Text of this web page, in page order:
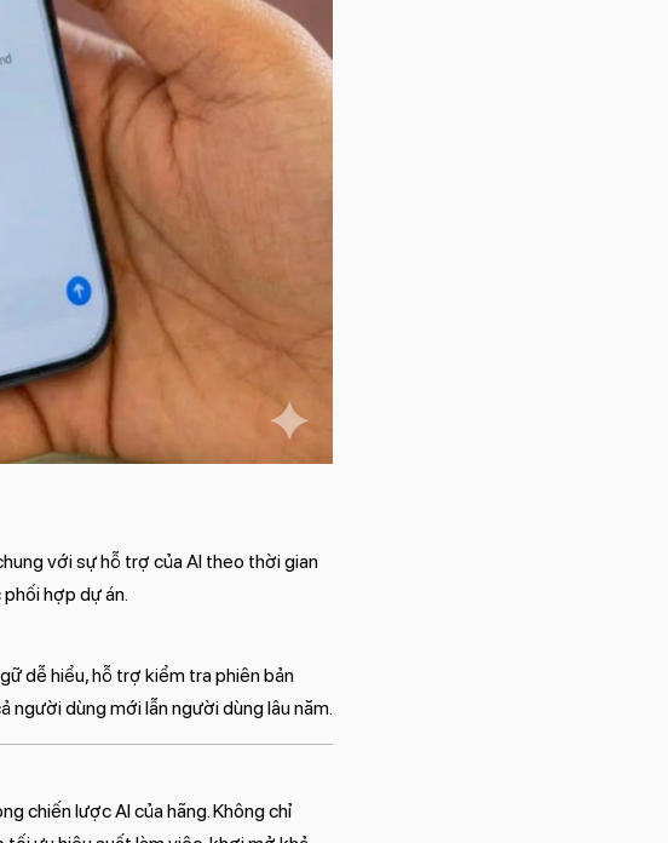
với sự hỗ trợ của AI theo thời gian
hợp dự án.
dễ hiểu, hỗ trợ kiểm tra phiên bản
người dùng mới lẫn người dùng lâu năm.
chiến lược AI của hãng. Không chỉ